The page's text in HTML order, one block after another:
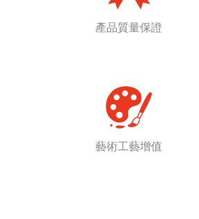
產品質量保證
藝術工藝增值